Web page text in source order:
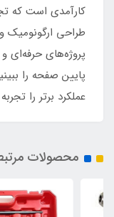
کارآمدی است که
طراحی ارگونومیک و
پروژه‌های
پایین صفحه را
عملکرد برتر را
محصولات